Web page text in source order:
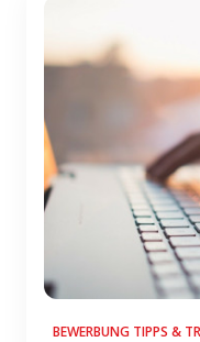
BEWERBUNG TIPPS &